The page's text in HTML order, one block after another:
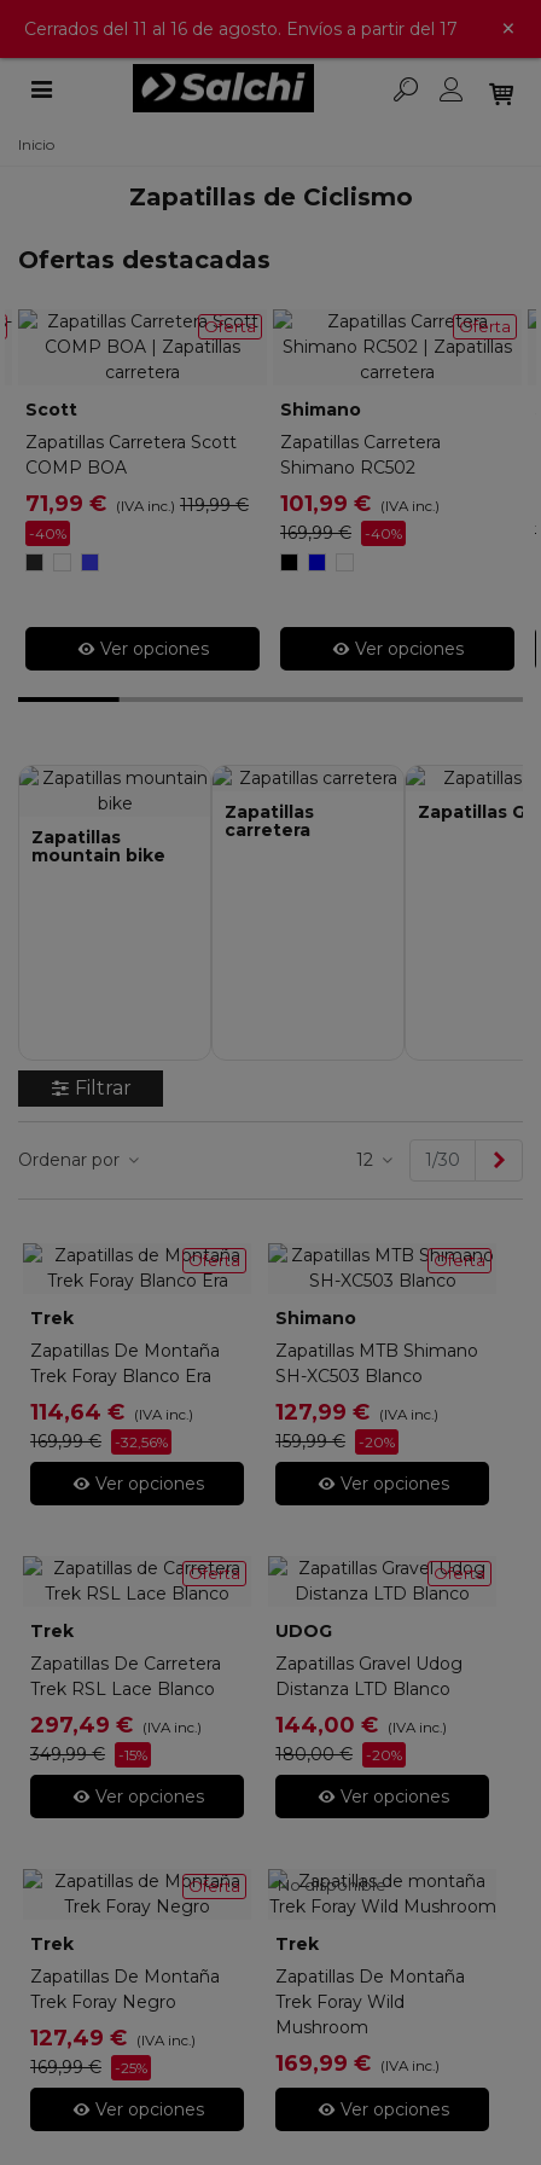
Cerrados del 11 al 16 de agosto. Envíos a partir del 17 ×
Inicio
Zapatillas de Ciclismo
Ofertas destacadas
Oferta
Scott
Zapatillas Carretera Scott
COMP BOA
71,99 € (IVA inc.) 119,99 €
-40%
Negro/Plata
Blanco/Negro
Azul
Ver opciones
Oferta
Shimano
Zapatillas Carretera
Shimano RC502
101,99 € (IVA inc.)
169,99 € -40%
Negro
Azul
Ver opciones
Zapatillas
mountain bike
Zapatillas
carretera
Zapatillas
Filtrar
Ordenar por 12 1/30
Oferta
Trek
Zapatillas De Montaña
Trek Foray Blanco Era
114,64 € (IVA inc.)
169,99 € -32,56%
Ver opciones
Oferta
Shimano
Zapatillas MTB Shimano
SH-XC503 Blanco
127,99 € (IVA inc.)
159,99 € -20%
Ver opciones
Oferta
Trek
Zapatillas De Carretera
Trek RSL Lace Blanco
297,49 € (IVA inc.)
349,99 € -15%
Ver opciones
Oferta
UDOG
Zapatillas Gravel Udog
Distanza LTD Blanco
144,00 € (IVA inc.)
180,00 € -20%
Ver opciones
Oferta
Trek
Zapatillas De Montaña
Trek Foray Negro
127,49 € (IVA inc.)
169,99 € -25%
Ver opciones
No disponible
Trek
Zapatillas De Montaña
Trek Foray Wild
Mushroom
169,99 € (IVA inc.)
Ver opciones